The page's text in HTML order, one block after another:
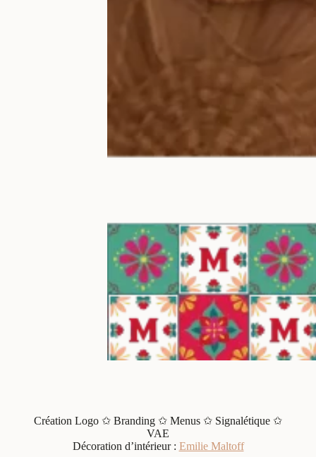
Création Logo ✩ Branding ✩ Menus ✩ Signalétique ✩
VAE
Décoration d’intérieur : Emilie Maltoff